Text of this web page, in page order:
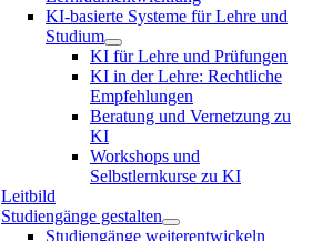
KI-basierte Systeme für Lehre und
Studium
KI für Lehre und Prüfungen
KI in der Lehre: Rechtliche
Empfehlungen
Beratung und Vernetzung zu
KI
Workshops und
Selbstlernkurse zu KI
Leitbild
Studiengänge gestalten
Studiengänge weiterentwickeln